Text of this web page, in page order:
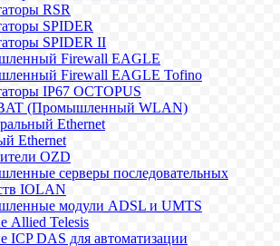
RSR
SPIDER
SPIDER II
Firewall EAGLE
Firewall EAGLE Tofino
IP67 OCTOPUS
(Промышленный WLAN)
Ethernet
Ethernet
OZD
серверы последовательных
IOLAN
модули ADSL и UMTS
Allied Telesis
ICP DAS для автоматизации